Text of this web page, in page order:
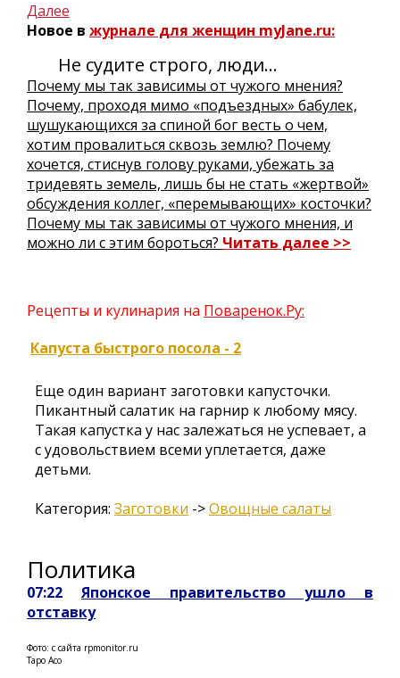
Далее
Новое в журнале для женщин myJane.ru:
Не судите строго, люди…
Почему мы так зависимы от чужого мнения?
Почему, проходя мимо «подъездных» бабулек,
шушукающихся за спиной бог весть о чем,
хотим провалиться сквозь землю? Почему
хочется, стиснув голову руками, убежать за
тридевять земель, лишь бы не стать «жертвой»
обсуждения коллег, «перемывающих» косточки?
Почему мы так зависимы от чужого мнения, и
можно ли с этим бороться? Читать далее >>
Рецепты и кулинария на Поваренок.Ру:
Капуста быстрого посола - 2
Ещe один вариант заготовки капусточки.
Пикантный салатик на гарнир к любому мясу.
Такая капустка у нас залежаться не успевает, а
с удовольствием всеми уплетается, даже
детьми.
Категория: Заготовки ->Овощные салаты
Политика
07:22
Японское правительство ушло в
отставку
Фото: с сайта rpmonitor.ru
Таро Асо